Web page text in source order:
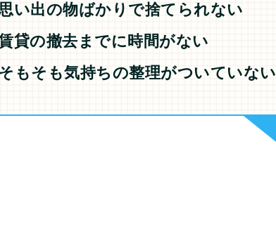
い出の物ばかりで捨てられない
貸の撤去までに時間がない
もそも気持ちの整理がついていない